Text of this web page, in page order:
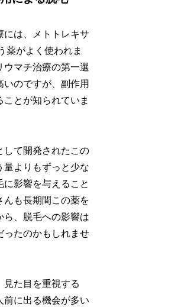
には、メトトレキサ
薬がよく使われま
ウマチ治療の第一選
のですが、副作用
ことが知られていま
して開発されたこの
量よりもずっと少な
に影響を与えること
んも長期間この薬を
ら、脱毛への影響は
ったのかもしれませ
見た目を重視する
前に出る機会が多い